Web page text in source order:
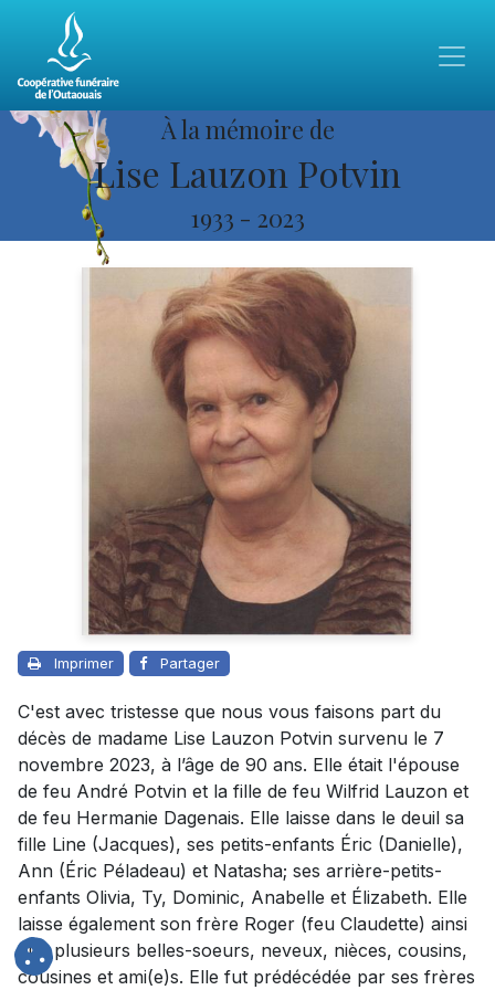
À la mémoire de
Lise Lauzon Potvin
1933 - 2023
Imprimer Partager
C'est avec tristesse que nous vous faisons part du
décès de madame Lise Lauzon Potvin survenu le 7
novembre 2023, à l’âge de 90 ans. Elle était l'épouse
de feu André Potvin et la fille de feu Wilfrid Lauzon et
de feu Hermanie Dagenais. Elle laisse dans le deuil sa
fille Line (Jacques), ses petits-enfants Éric (Danielle),
Ann (Éric Péladeau) et Natasha; ses arrière-petits-
enfants Olivia, Ty, Dominic, Anabelle et Élizabeth. Elle
laisse également son frère Roger (feu Claudette) ainsi
que plusieurs belles-soeurs, neveux, nièces, cousins,
cousines et ami(e)s. Elle fut prédécédée par ses frères